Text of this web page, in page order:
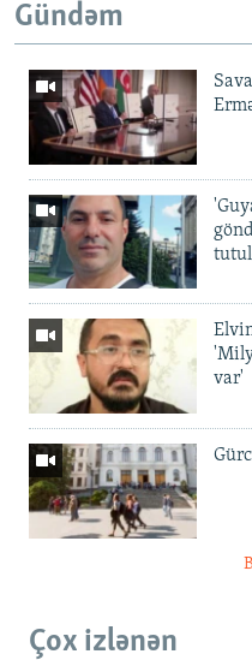
Gündəm
var'
Çox izlənən